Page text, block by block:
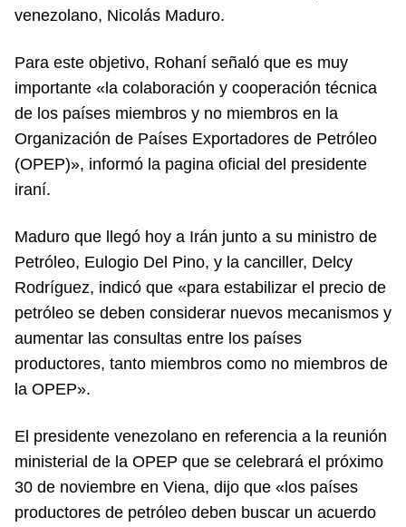
venezolano, Nicolás Maduro.
Para este objetivo, Rohaní señaló que es muy
importante «la colaboración y cooperación técnica
de los países miembros y no miembros en la
Organización de Países Exportadores de Petróleo
(OPEP)», informó la pagina oficial del presidente
iraní.
Maduro que llegó hoy a Irán junto a su ministro de
Petróleo, Eulogio Del Pino, y la canciller, Delcy
Rodríguez, indicó que «para estabilizar el precio de
petróleo se deben considerar nuevos mecanismos y
aumentar las consultas entre los países
productores, tanto miembros como no miembros de
la OPEP».
El presidente venezolano en referencia a la reunión
ministerial de la OPEP que se celebrará el próximo
30 de noviembre en Viena, dijo que «los países
productores de petróleo deben buscar un acuerdo